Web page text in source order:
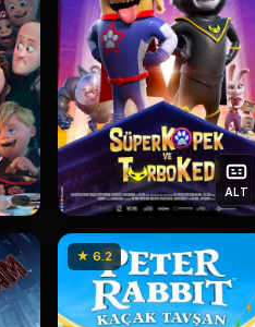
ALT
★ 6.2